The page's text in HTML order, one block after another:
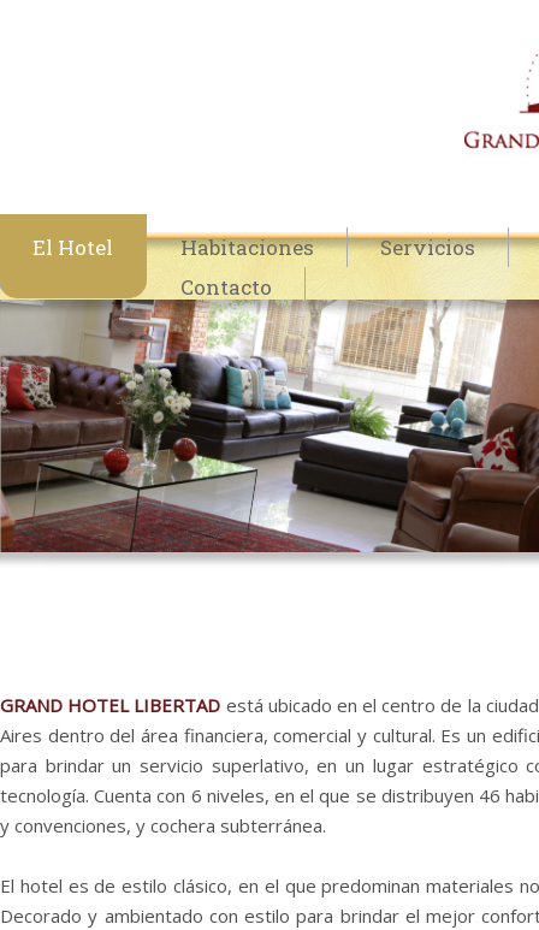
El Hotel Habitaciones
Servicios
Contacto
GRAND HOTEL LIBERTAD está ubicado en el centro de la
Aires dentro del área financiera, comercial y cultural. Es un
para brindar un servicio superlativo, en un lugar estratégico
tecnología. Cuenta con 6 niveles, en el que se distribuyen 46
y convenciones, y cochera subterránea.
El hotel es de estilo clásico, en el que predominan materiales
Decorado y ambientado con estilo para brindar el mejor